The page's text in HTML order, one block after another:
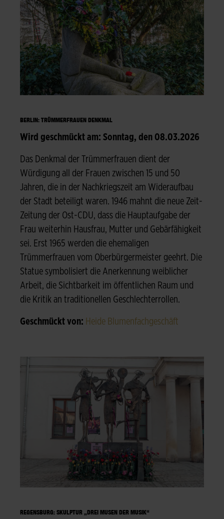
BERLIN: TRÜMMERFRAUEN DENKMAL
Wird geschmückt am: Sonntag, den 08.03.2026
Das Denkmal der Trümmerfrauen dient der
Würdigung all der Frauen zwischen 15 und 50
Jahren, die in der Nachkriegszeit am Wideraufbau
der Stadt beteiligt waren. 1946 mahnt die neue Zeit-
Zeitung der Ost-CDU, dass die Hauptaufgabe der
Frau weiterhin Hausfrau, Mutter und Gebärfähigkeit
sei. Erst 1965 werden die ehemaligen
Trümmerfrauen vom Oberbürgermeister geehrt. Die
Statue symbolisiert die Anerkennung weiblicher
Arbeit, die Sichtbarkeit im öffentlichen Raum und
die Kritik an traditionellen Geschlechterrollen.
Geschmückt von: Heide Blumenfachgeschäft
REGENSBURG: SKULPTUR „DREI MUSEN DER MUSIK“